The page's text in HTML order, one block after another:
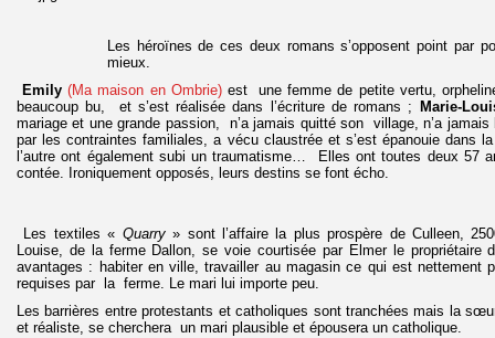
Les héroïnes de ces deux romans s’opposent point par
mieux.
Emily (Ma maison en Ombrie)est une femme de petite vertu,
beaucoup bu, et s’est réalisée dans l’écriture de romans ;
Marie-
mariage et une grande passion, n’a jamais quitté son village, n’a jamais
par les contraintes familiales, a vécu claustrée et s’est épanouie dans
l’autre ont également subi un traumatisme… Elles ont toutes deux 57
contée. Ironiquement opposés, leurs destins se font écho.
Les textiles « Quarry» sont l’affaire la plus prospère de Culleen,
Louise, de la ferme Dallon, se voie courtisée par Elmer le
avantages : habiter en ville, travailler au magasin ce qui est nettement
requises par la ferme. Le mari lui importe peu.
Les barrières entre protestants et catholiques sont tranchées mais la
et réaliste, se cherchera un mari plausible et épousera un catholique.